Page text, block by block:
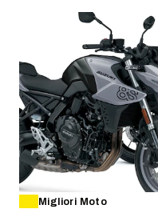
Migliori Moto